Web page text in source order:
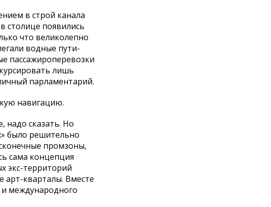
в строй канала
столице появились
что великолепно
водные пути-
пассажироперевозки
лишь
парламентарий.
навигацию.
надо сказать. Но
было решительно
промзоны,
сама концепция
экс-территорий
арт-кварталы. Вместе
международного